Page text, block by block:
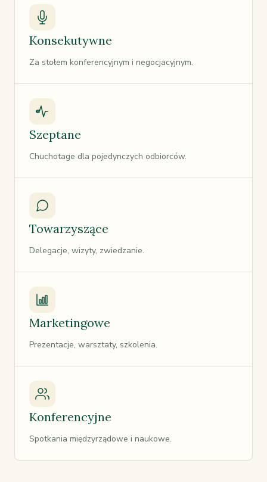
Konsekutywne
Za stołem konferencyjnym i negocjacyjnym.
Szeptane
Chuchotage dla pojedynczych odbiorców.
Towarzyszące
Delegacje, wizyty, zwiedzanie.
Marketingowe
Prezentacje, warsztaty, szkolenia.
Konferencyjne
Spotkania międzyrządowe i naukowe.